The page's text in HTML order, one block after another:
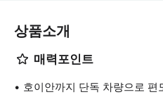
상품소개
매력포인트
호이안까지 단독 차량으로 편